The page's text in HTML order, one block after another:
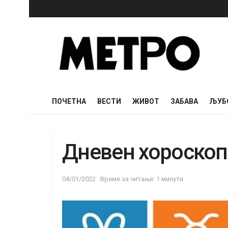
ПОЧЕТНА ВЕСТИ ЖИВОТ ЗАБАВА
Дневен хороскоп
04/01/2022 Време за читање: 1 минути